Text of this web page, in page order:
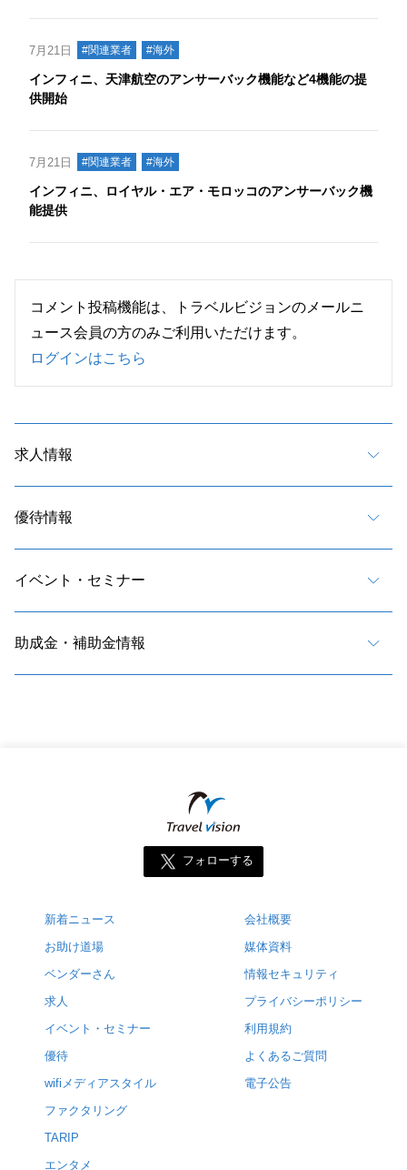
7月21日 #関連業者 #海外
インフィニ、天津航空のアンサーバック機能など4機能の提
供開始
7月21日 #関連業者 #海外
インフィニ、ロイヤル・エア・モロッコのアンサーバック機
能提供
コメント投稿機能は、トラベルビジョンのメールニ
ュース会員の方のみご利用いただけます。
ログインはこちら
求人情報
優待情報
イベント・セミナー
助成金・補助金情報
フォローする
新着ニュース
お助け道場
ベンダーさん
求人
イベント・セミナー
優待
wifiメディアスタイル
ファクタリング
TARIP
エンタメ
会社概要
媒体資料
情報セキュリティ
プライバシーポリシー
利用規約
よくあるご質問
電子公告